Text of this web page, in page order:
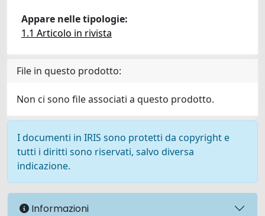
Appare nelle tipologie:
1.1 Articolo in rivista
File in questo prodotto:
Non ci sono file associati a questo prodotto.
I documenti in IRIS sono protetti da copyright e
tutti i diritti sono riservati, salvo diversa
indicazione.
Informazioni